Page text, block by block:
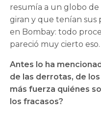
resumía a un globo
giran y que tenían sus
en Bombay: todo
pareció muy cierto eso.
Antes lo ha
de las derrotas, de
más fuerza quiénes
los fracasos?